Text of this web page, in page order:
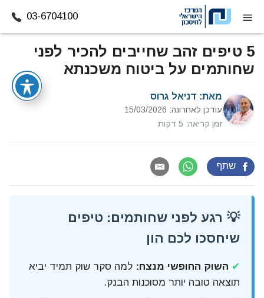
דלג לתוכן
03-6704100
5 טיפים זהב שחייבים להכיר לפני
שחותמים על ביטוח משכנתא
מאת: דניאל גרוס
עודכן לאחרונה: 15/03/2026
זמן קריאה: 5 דקות
שתף
💡 רגע לפני שחותמים: טיפים
שיחסכו לכם הון
✔ השוק החופשי מנצח: למה סקר שוק תמיד יביא
תוצאה טובה יותר מסוכנות הבנק.